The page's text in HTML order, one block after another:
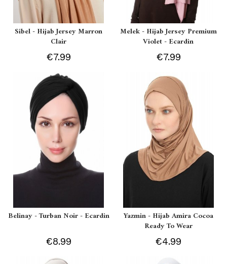
Sibel - Hijab Jersey Marron
Clair
€7.99
Melek - Hijab Jersey Premium
Violet - Ecardin
€7.99
Belinay - Turban Noir - Ecardin
€8.99
Yazmin - Hijab Amira Cocoa
Ready To Wear
€4.99